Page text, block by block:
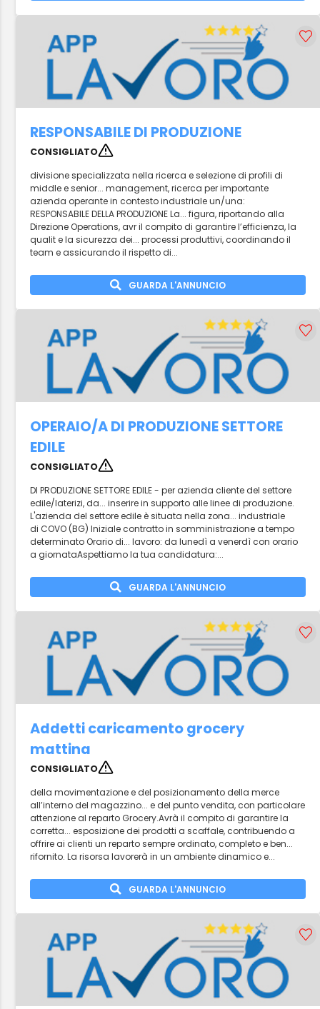
RESPONSABILE DI PRODUZIONE
CONSIGLIATO
divisione specializzata nella ricerca e selezione di profili di
middle e senior... management, ricerca per importante
azienda operante in contesto industriale un/una:
RESPONSABILE DELLA PRODUZIONE La... figura, riportando alla
Direzione Operations, avr il compito di garantire l’efficienza, la
qualit e la sicurezza dei... processi produttivi, coordinando il
team e assicurando il rispetto di...
GUARDA L'ANNUNCIO
OPERAIO/A DI PRODUZIONE SETTORE
EDILE
CONSIGLIATO
DI PRODUZIONE SETTORE EDILE - per azienda cliente del settore
edile/laterizi, da... inserire in supporto alle linee di produzione.
L'azienda del settore edile è situata nella zona... industriale
di COVO (BG) Iniziale contratto in somministrazione a tempo
determinato Orario di... lavoro: da lunedì a venerdì con orario
a giornataAspettiamo la tua candidatura:...
GUARDA L'ANNUNCIO
Addetti caricamento grocery
mattina
CONSIGLIATO
della movimentazione e del posizionamento della merce
all’interno del magazzino... e del punto vendita, con particolare
attenzione al reparto Grocery.Avrà il compito di garantire la
corretta... esposizione dei prodotti a scaffale, contribuendo a
offrire ai clienti un reparto sempre ordinato, completo e ben...
rifornito. La risorsa lavorerà in un ambiente dinamico e...
GUARDA L'ANNUNCIO